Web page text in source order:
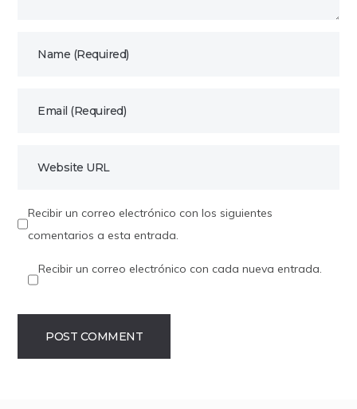
Recibir un correo electrónico con los siguientes
comentarios a esta entrada.
Recibir un correo electrónico con cada nueva entrada.